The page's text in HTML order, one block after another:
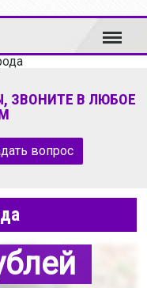
Меню
ЗВОНИТЕ В ЛЮБОЕ
вопрос